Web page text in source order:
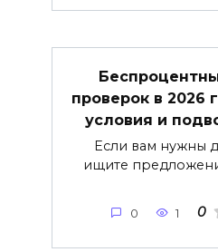
проверок в 2026
условия и
Если вам нужны
ищите
0 1 0